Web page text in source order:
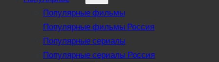
Популярные фильмы
Популярные фильмы Россия
Популярные сериалы
Популярные сериалы Россия